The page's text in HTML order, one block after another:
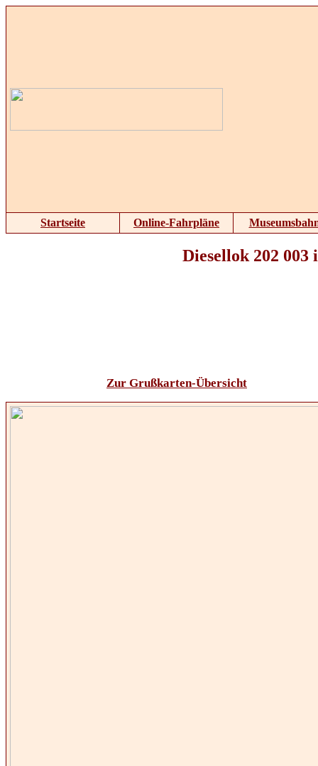
Startseite Online-Fahrpläne
Diesellok 202
Zur Grußkarten-Übersicht